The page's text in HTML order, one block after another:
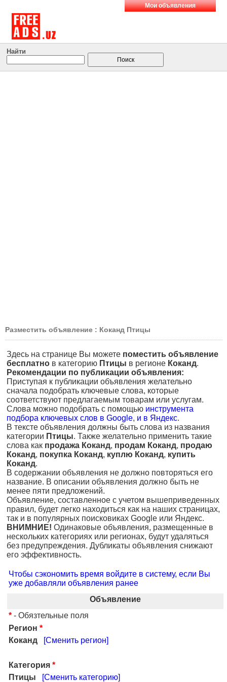
Мои объявления
Найти
Разместить объявление : Коканд Птицы
Здесь на странице Вы можете поместить объявление
бесплатно в категорию Птицы в регионе Коканд.
Рекомендации по публикации объявления:
Приступая к публикации объявления желательно
сначала подобрать ключевые слова, которые
соответствуют предлагаемым товарам или услугам.
Слова можно подобрать с помощью инструмента
подбора ключевых слов в Google, и в Яндекс.
В тексте объявления должны быть слова из названия
категории Птицы. Также желательно применить такие
слова как продажа Коканд, продам Коканд, продаю
Коканд, покупка Коканд, куплю Коканд, купить
Коканд.
В содержании объявления не должно повторяться его
название. В описании объявления должно быть не
менее пяти предложений.
Объявление, составленное с учетом вышеприведенных
правил, будет легко находиться как на наших страницах,
так и в популярных поисковиках Google или Яндекс.
ВНИМНИЕ! Одинаковые объявления, размещенные в
нескольких категориях или регионах, будут удаляться
без предупреждения. Дубликаты объявления снижают
его эффективность.
Чтобы сэкономить время войдите в систему, если Вы
уже добавляли объявления ранее
Объявление
* - Обязтельные поля
Регион *
Коканд
[Сменить регион]
Категория *
Птицы
[Сменить категорию]